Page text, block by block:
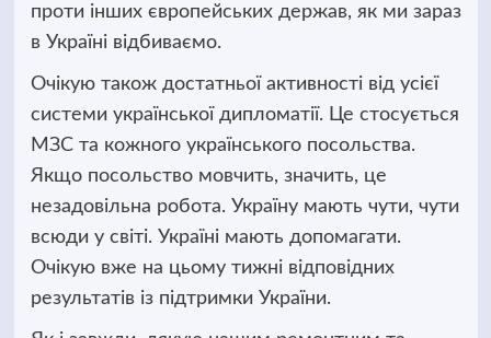
проти інших європейських держав, як ми зараз
в Україні відбиваємо.
Очікую також достатньої активності від усієї
системи української дипломатії. Це стосується
МЗС та кожного українського посольства.
Якщо посольство мовчить, значить, це
незадовільна робота. Україну мають чути, чути
всюди у світі. Україні мають допомагати.
Очікую вже на цьому тижні відповідних
результатів із підтримки України.